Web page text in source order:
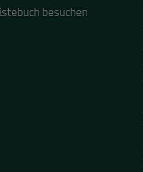
Live Stream ist eine